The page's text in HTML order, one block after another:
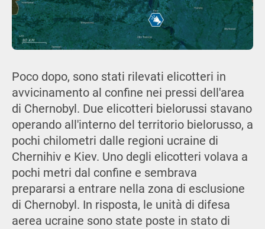
Poco dopo, sono stati rilevati elicotteri in
avvicinamento al confine nei pressi dell'area
di Chernobyl. Due elicotteri bielorussi stavano
operando all'interno del territorio bielorusso, a
pochi chilometri dalle regioni ucraine di
Chernihiv e Kiev. Uno degli elicotteri volava a
pochi metri dal confine e sembrava
prepararsi a entrare nella zona di esclusione
di Chernobyl. In risposta, le unità di difesa
aerea ucraine sono state poste in stato di